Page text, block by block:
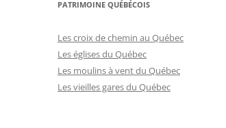
PATRIMOINE QUÉBÉCOIS
Les croix de chemin au Québec
Les églises du Québec
Les moulins à vent du Québec
Les vieilles gares du Québec